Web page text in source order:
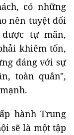
có những
nên tuyệt đối
tự mãn,
khiêm tốn,
đáng với sự
toàn quân",
hành Trung
sẽ là một tập